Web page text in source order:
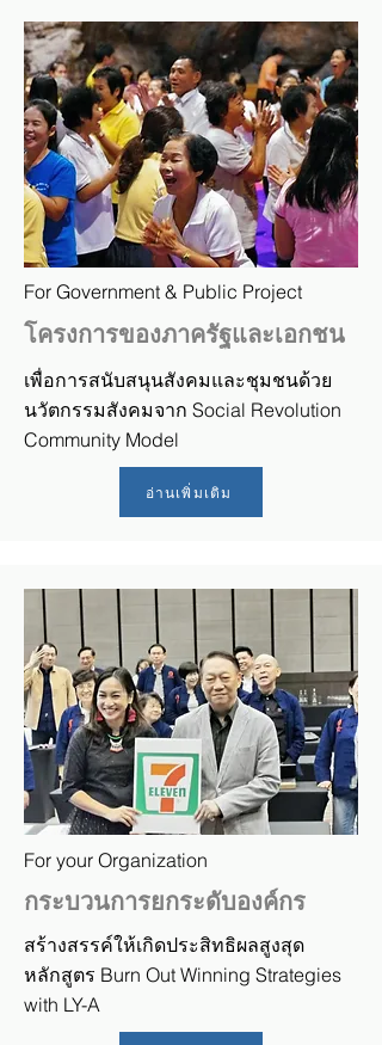
For Government & Public Project
โครงการของภาครัฐและเอกชน
เพื่อการสนับสนุนสังคมและชุมชนด้วย
นวัตกรรมสังคมจาก Social Revolution
Community Model
อ่านเพิ่มเติม
For your Organization
กระบวนการยกระดับองค์กร
สร้างสรรค์ให้เกิดประสิทธิผลสูงสุด
หลักสูตร Burn Out Winning Strategies
with LY-A